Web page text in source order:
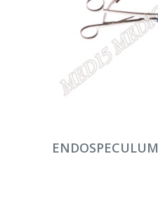
DEVAMINI OKU
ENDOSPECULUM